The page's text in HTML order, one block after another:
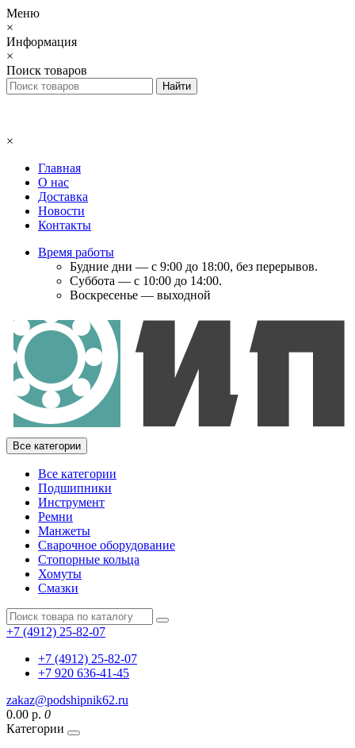
Меню
×
Информация
×
Поиск товаров
×
Главная
О нас
Доставка
Новости
Контакты
Время работы
Будние дни — с 9:00 до 18:00, без перерывов.
Суббота — с 10:00 до 14:00.
Воскресенье — выходной
Все категории
Все категории
Подшипники
Инструмент
Ремни
Манжеты
Сварочное оборудование
Стопорные кольца
Хомуты
Смазки
+7 (4912) 25-82-07
+7 (4912) 25-82-07
+7 920 636-41-45
zakaz@podshipnik62.ru
0.00 р. 0
Категории